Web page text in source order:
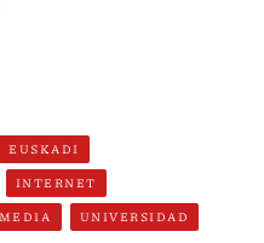
EUSKADI
INTERNET
UNIVERSIDAD